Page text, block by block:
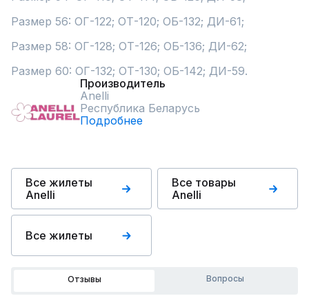
Размер 56: ОГ-122; ОТ-120; ОБ-132; ДИ-61;
Размер 58: ОГ-128; ОТ-126; ОБ-136; ДИ-62;
Размер 60: ОГ-132; ОТ-130; ОБ-142; ДИ-59.
Производитель
Anelli
Республика Беларусь
Подробнее
Все жилеты
Anelli
Все товары
Anelli
Все жилеты
Отзывы Вопросы